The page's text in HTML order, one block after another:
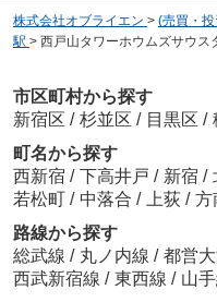
株式会社オブライエン > (売買・
駅 > 西戸山タワーホウムズサウス
市区町村から探す
新宿区 / 杉並区 / 目黒区 /
町名から探す
西新宿 / 下高井戸 / 新宿 /
若松町 / 中落合 / 上荻 / 方
路線から探す
総武線 / 丸ノ内線 / 都営
西武新宿線 / 東西線 / 山